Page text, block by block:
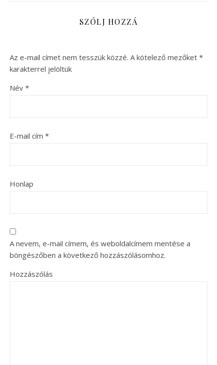
SZÓLJ HOZZÁ
Az e-mail címet nem tesszük közzé. A kötelező mezőket *
karakterrel jelöltük
Név *
E-mail cím *
Honlap
A nevem, e-mail címem, és weboldalcímem mentése a
böngészőben a következő hozzászólásomhoz.
Hozzászólás